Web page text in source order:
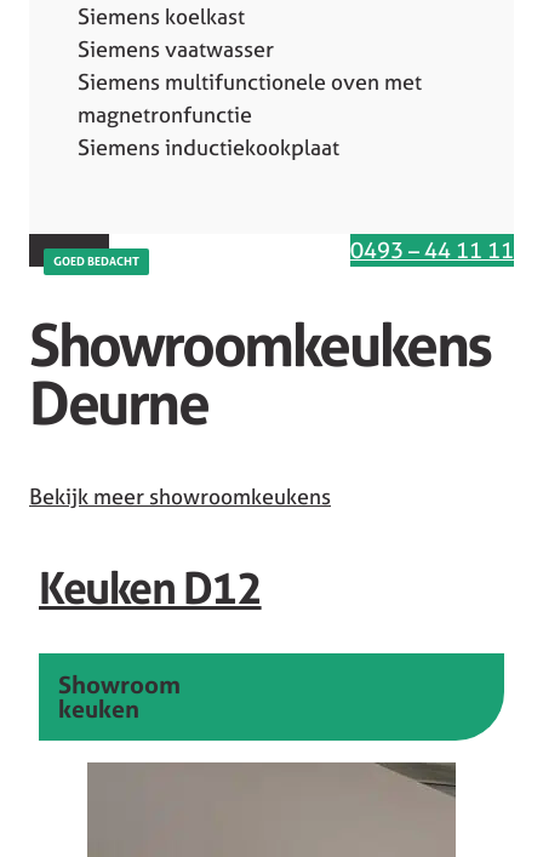
Siemens koelkast
Siemens vaatwasser
Siemens multifunctionele oven met
magnetronfunctie
Siemens inductiekookplaat
GOED BEDACHTInteresse in deze keuken 0493 – 44 11 11
Showroomkeukens
Deurne
Bekijk meer showroomkeukens
Keuken D12
Showroom
keuken